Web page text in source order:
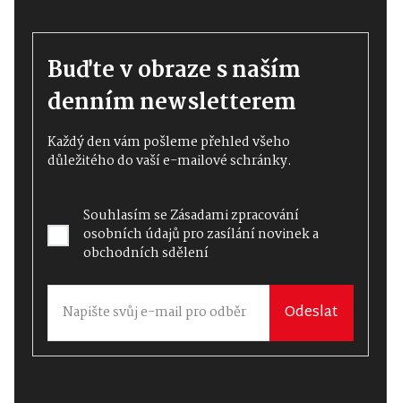
Buďte v obraze s naším
denním newsletterem
Každý den vám pošleme přehled všeho
důležitého do vaší e-mailové schránky.
Souhlasím seZásadami zpracování
osobních údajůpro zasílání novinek a
obchodních sdělení
Odeslat